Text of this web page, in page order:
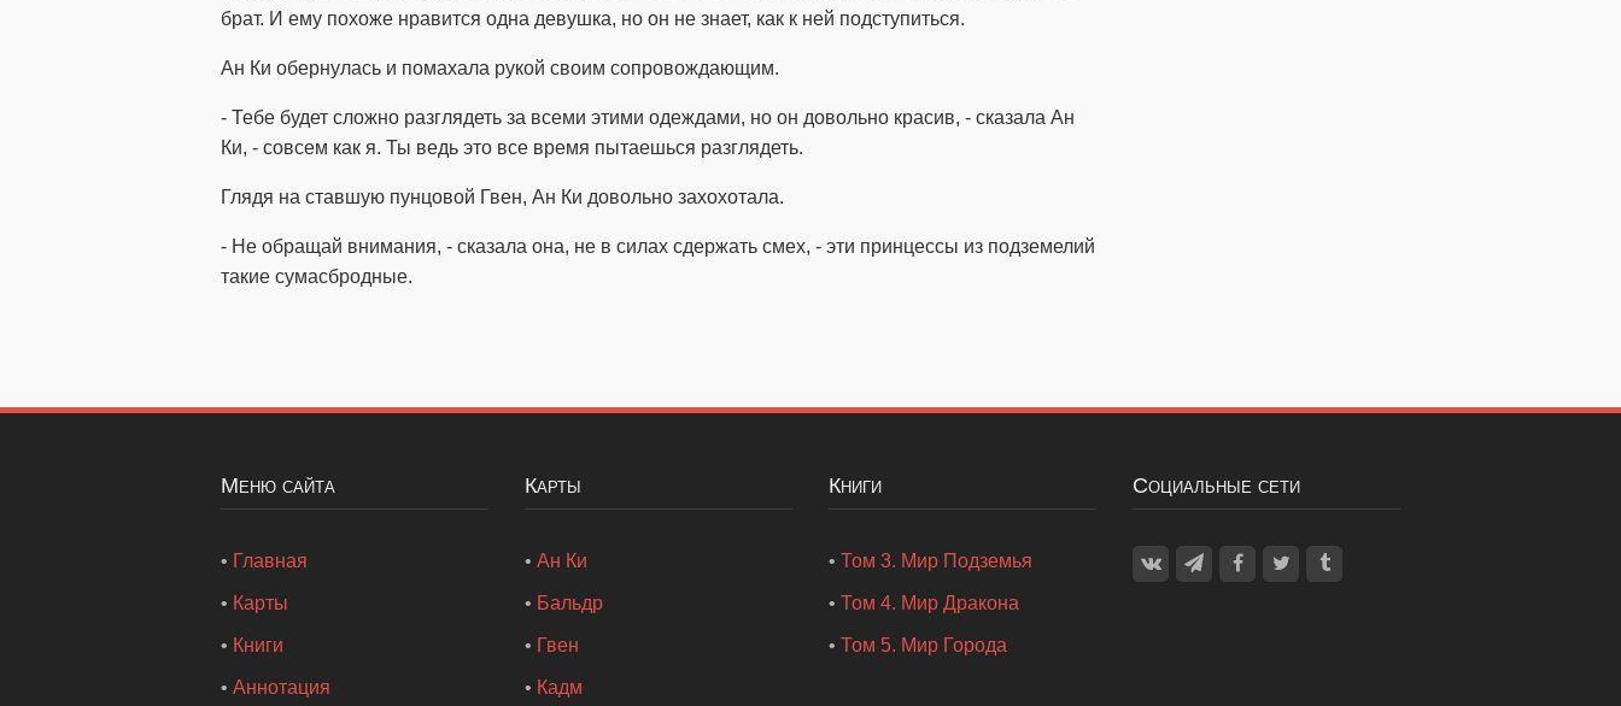
брат. И ему похоже нравится одна девушка, но он не знает, как к ней подступиться.
Ан Ки обернулась и помахала рукой своим сопровождающим.
- Тебе будет сложно разглядеть за всеми этими одеждами, но он довольно красив, - сказала Ан
Ки, - совсем как я. Ты ведь это все время пытаешься разглядеть.
Глядя на ставшую пунцовой Гвен, Ан Ки довольно захохотала.
- Не обращай внимания, - сказала она, не в силах сдержать смех, - эти принцессы из подземелий
такие сумасбродные.
Меню сайта
• Главная
• Карты
• Книги
• Аннотация
Карты
• Ан Ки
• Бальдр
• Гвен
• Кадм
Книги
• Том 3. Мир Подземья
• Том 4. Мир Дракона
• Том 5. Мир Города
Социальные сети